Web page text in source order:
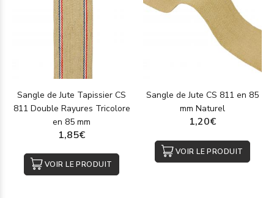
Sangle de Jute Tapissier CS
811 Double Rayures Tricolore
en 85 mm
1,85€
VOIR LE PRODUIT
Sangle de Jute CS 811 en 85
mm Naturel
1,20€
VOIR LE PRODUIT